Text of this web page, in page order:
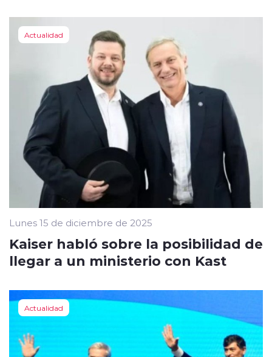
Actualidad
Lunes 15 de diciembre de 2025
Kaiser habló sobre la posibilidad de
llegar a un ministerio con Kast
Actualidad